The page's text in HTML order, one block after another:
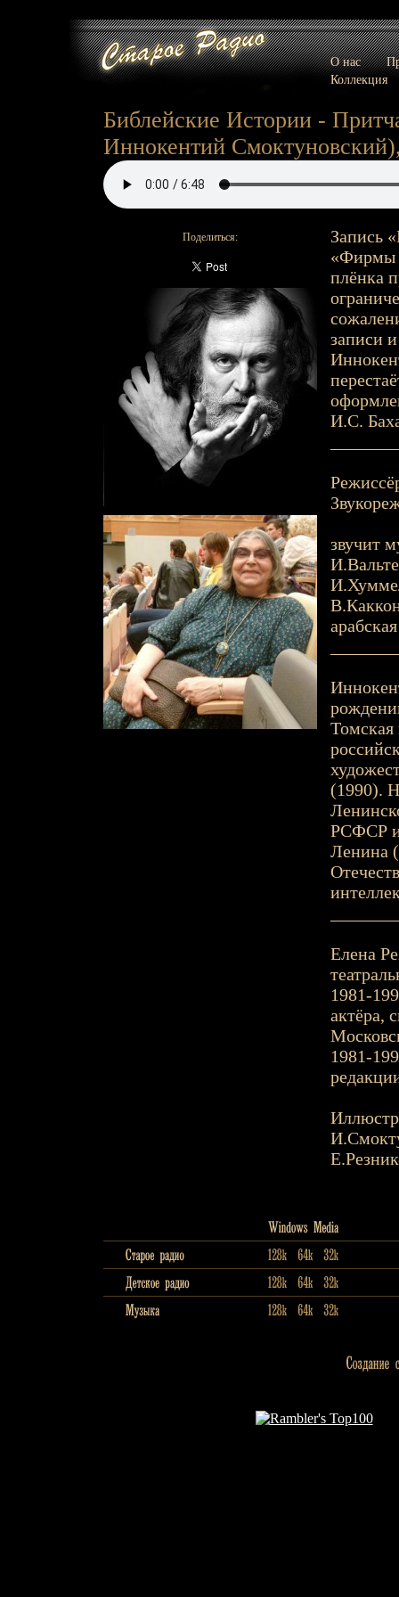
О нас
Коллекция
Библейские Истории -
Иннокентий
Поделиться:
Запись
«Фирмы
плёнка
записи
И.С.
звучит
Томская
(1990).
РСФСР
Ленина
Елена
1981-
актёра,
1981-